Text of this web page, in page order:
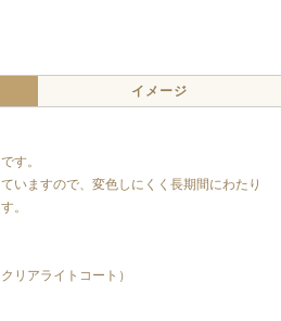
イメージ
す。
いますので、変色しにくく長期間にわたり
。
リアライトコート）